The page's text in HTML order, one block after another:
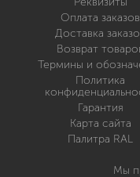
Оплата заказов
Доставка
Возврат
Термины и
Политика
Гарантия
Карта сайта
Палитра RAL
Мы